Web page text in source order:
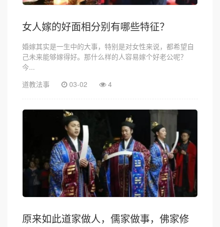
女人嫁的好面相分别有哪些特征？
婚嫁其实是一生中的大事，特别是对女性来说，都希望自
己未来能够嫁得好。那什么样的人容易嫁个好老公呢？
今...
道教法事
03-02 4
原来如此道家做人，儒家做事，佛家修